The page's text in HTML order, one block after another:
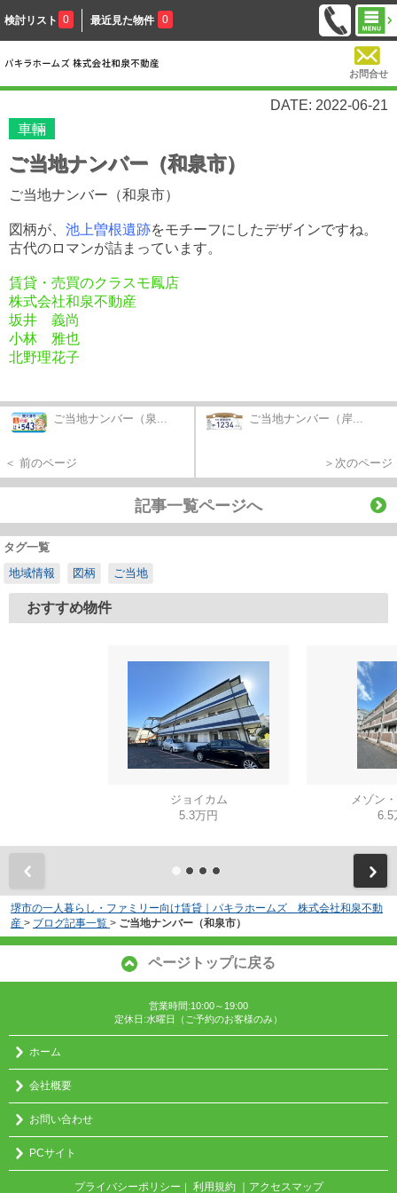
検討リスト 0 最近見た物件 0
お問合せ
DATE: 2022-06-21
車輛
ご当地ナンバー（和泉市）
ご当地ナンバー（和泉市）
図柄が、 池上曽根遺跡をモチーフにしたデザインですね。
古代のロマンが詰まっています。
賃貸・売買のクラスモ鳳店
株式会社和泉不動産
坂井 義尚
小林 雅也
北野理花子
ご当地ナンバー（泉...
＜ 前のページ
ご当地ナンバー（岸...
＞次のページ
記事一覧ページへ
タグ一覧
地域情報
図柄 ご当地
おすすめ物件
ジョイカム
5.3万円
メゾン
6.5
堺市の一人暮らし・ファミリー向け賃貸｜パキラホームズ 株式会社和泉不動
産 > ブログ記事一覧 > ご当地ナンバー（和泉市）
ページトップに戻る
営業時間:10:00～19:00
定休日:水曜日（ご予約のお客様のみ）
ホーム
会社概要
お問い合わせ
PCサイト
プライバシーポリシー ｜ 利用規約 ｜アクセスマップ